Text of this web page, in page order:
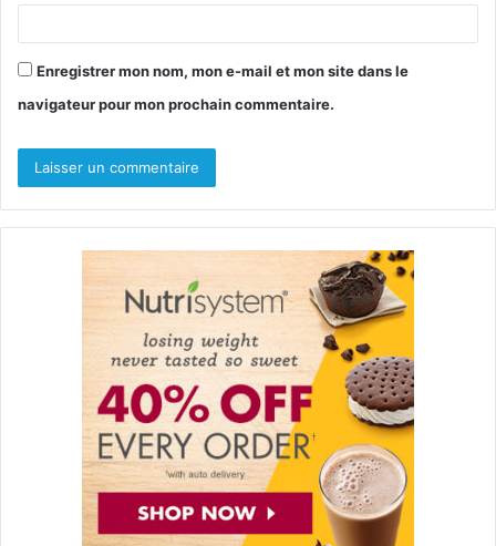
Enregistrer mon nom, mon e-mail et mon site dans le
navigateur pour mon prochain commentaire.